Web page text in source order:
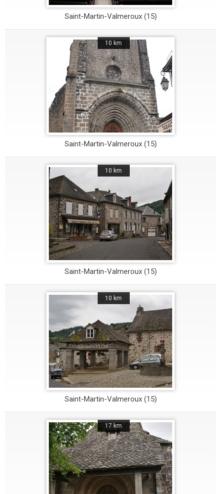
Saint-Martin-Valmeroux (15)
10 km
Saint-Martin-Valmeroux (15)
10 km
Saint-Martin-Valmeroux (15)
10 km
Saint-Martin-Valmeroux (15)
17 km